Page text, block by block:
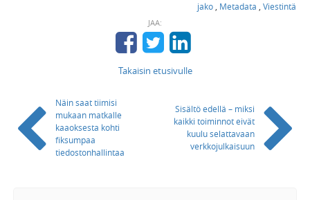
jako , Metadata , Viestintä
JAA:
Takaisin etusivulle
Näin saat tiimisi
mukaan matkalle
kaaoksesta kohti
fiksumpaa
tiedostonhallintaa
Sisältö edellä – miksi
kaikki toiminnot eivät
kuulu selattavaan
verkkojulkaisuun